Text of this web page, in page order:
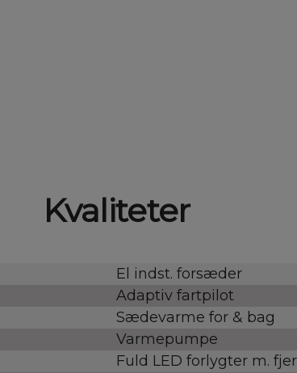
Kvaliteter
El indst. forsæder
Adaptiv fartpilot
Sædevarme for & bag
Varmepumpe
Fuld LED forlygter m.